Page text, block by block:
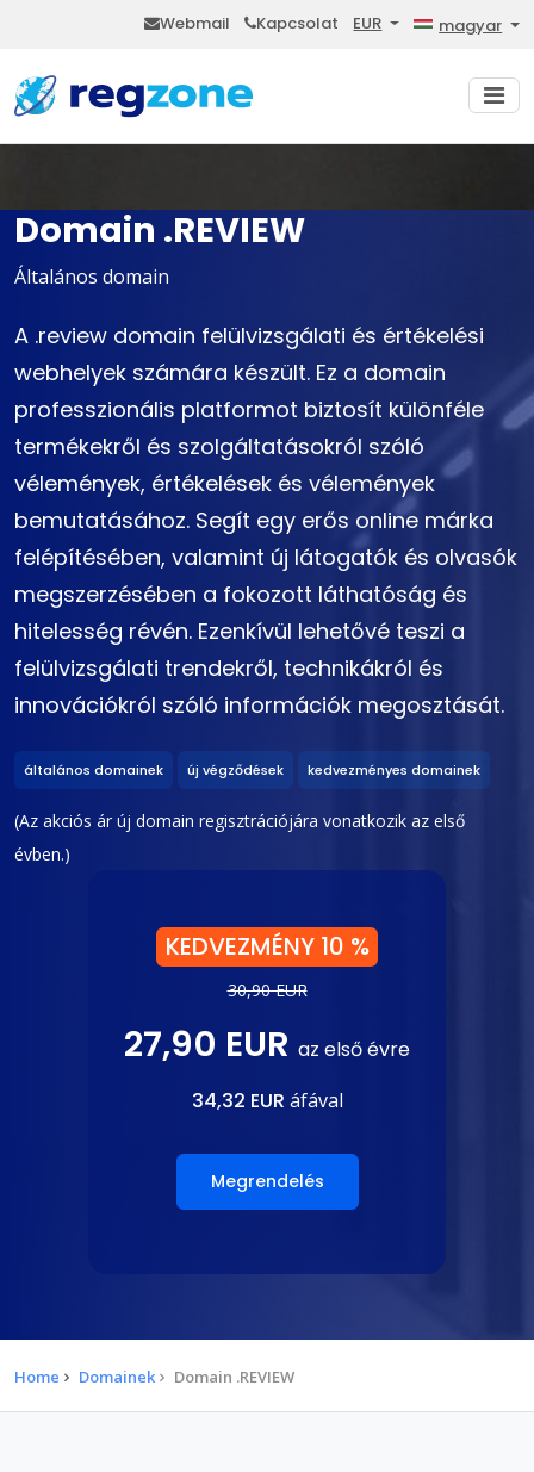
Webmail Kapcsolat EUR magyar
Domain .REVIEW
Általános domain
A .review domain felülvizsgálati és értékelési
webhelyek számára készült. Ez a domain
professzionális platformot biztosít különféle
termékekről és szolgáltatásokról szóló
vélemények, értékelések és vélemények
bemutatásához. Segít egy erős online márka
felépítésében, valamint új látogatók és olvasók
megszerzésében a fokozott láthatóság és
hitelesség révén. Ezenkívül lehetővé teszi a
felülvizsgálati trendekről, technikákról és
innovációkról szóló információk megosztását.
általános domainek új végződések kedvezményes domainek
(Az akciós ár új domain regisztrációjára vonatkozik az első
évben.)
KEDVEZMÉNY 10 %
30,90 EUR
27,90 EUR az első évre
34,32 EUR áfával
Megrendelés
Home Domainek Domain .REVIEW